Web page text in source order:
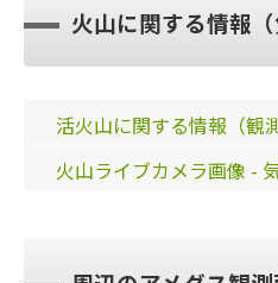
火山に関する情報（
活火山に関する情報（観
火山ライブカメラ画像 -